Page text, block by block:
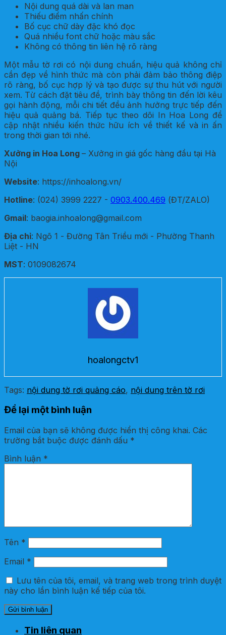
Nội dung quá dài và lan man
Thiếu điểm nhấn chính
Bố cục chữ dày đặc khó đọc
Quá nhiều font chữ hoặc màu sắc
Không có thông tin liên hệ rõ ràng
Một mẫu tờ rơi có nội dung chuẩn, hiệu quả không chỉ
cần đẹp về hình thức mà còn phải đảm bảo thông điệp
rõ ràng, bố cục hợp lý và tạo được sự thu hút với người
xem. Từ cách đặt tiêu đề, trình bày thông tin đến lời kêu
gọi hành động, mỗi chi tiết đều ảnh hưởng trực tiếp đến
hiệu quả quảng bá. Tiếp tục theo dõi In Hoa Long để
cập nhật nhiều kiến thức hữu ích về thiết kế và in ấn
trong thời gian tới nhé.
Xưởng in Hoa Long – Xưởng in giá gốc hàng đầu tại Hà
Nội
Website: https://inhoalong.vn/
Hotline: (024) 3999 2227 - 0903.400.469 (ĐT/ZALO)
Gmail: baogia.inhoalong@gmail.com
Địa chỉ: Ngõ 1 - Đường Tân Triều mới - Phường Thanh
Liệt - HN
MST: 0109082674
hoalongctv1
Tags: nội dung tờ rơi quảng cáo, nội dung trên tờ rơi
Để lại một bình luận
Email của bạn sẽ không được hiển thị công khai. Các
trường bắt buộc được đánh dấu *
Bình luận *
Tên *
Email *
Lưu tên của tôi, email, và trang web trong trình duyệt
này cho lần bình luận kế tiếp của tôi.
Tin liên quan